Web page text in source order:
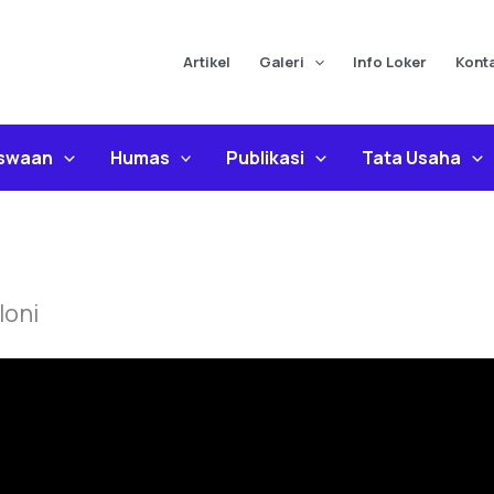
Artikel Galeri Info Loker
Humas Publikasi Tata Usaha